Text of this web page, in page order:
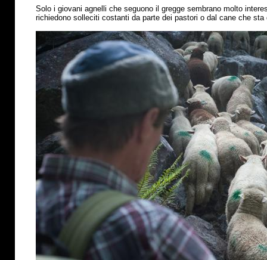
Solo i giovani agnelli che seguono il gregge sembrano molto
richiedono solleciti costanti da parte dei pastori o dal cane che sta